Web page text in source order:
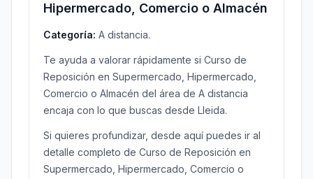
Hipermercado, Comercio o Almacén
Categoría: A distancia.
Te ayuda a valorar rápidamente si Curso de
Reposición en Supermercado, Hipermercado,
Comercio o Almacén del área de A distancia
encaja con lo que buscas desde Lleida.
Si quieres profundizar, desde aquí puedes ir al
detalle completo de Curso de Reposición en
Supermercado, Hipermercado, Comercio o